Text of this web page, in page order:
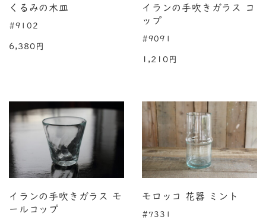
くるみの木皿
#9102
6,380円
イランの手吹きガラス コ
ップ
#9091
1,210円
イランの手吹きガラス モ
ールコップ
モロッコ 花器 ミント
#7331